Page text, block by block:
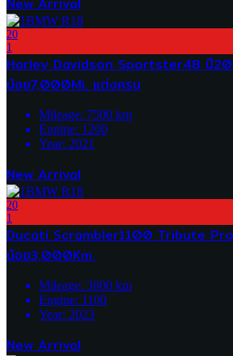
20
1
Harley Davidson Sportster48 ปี
น้อย7,000Mi. แต่งครบ
Mileage: 7500 km
Engine: 1200
Year: 2021
New Arrival
20
1
Ducati Scrambler1100 Tribute
น้อย3,000Km.
Mileage: 3800 km
Engine: 1100
Year: 2023
New Arrival